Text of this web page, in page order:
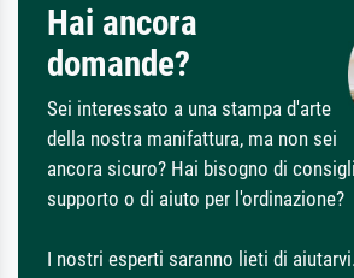
Hai ancora
domande?
Sei interessato a una stampa d'arte
della nostra manifattura, ma non sei
ancora sicuro? Hai bisogno di
supporto o di aiuto per l'ordinazione?
I nostri esperti saranno lieti di aiutarvi.